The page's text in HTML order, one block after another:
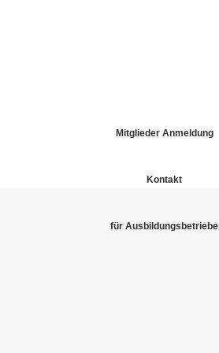
Mitglieder Anmeldung
Kontakt
für Ausbildungsbetriebe